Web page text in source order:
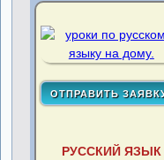
РУССКИЙ ЯЗЫК